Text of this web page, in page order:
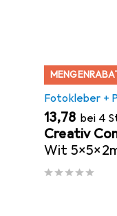
Fotokleber +
EUR
13,78 bei 4
Creativ
Wit